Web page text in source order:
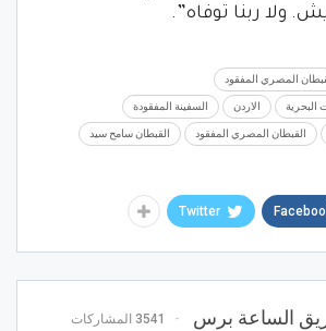
ولا ربنا توفاه”.
المصري المفقود
البحرية الاردن السفينة المفقودة
القبطان المصري المفقود القبطان سامح سيد
Twitter
الساعة برس 3541 المشاركات